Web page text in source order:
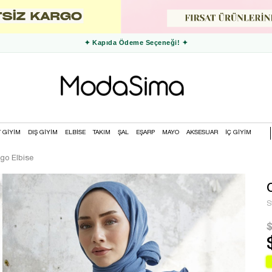
✦ 3000 TL ve Üzeri Ücretsiz Kargo ✦
GİYİM DIŞ GİYİM ELBİSE TAKIM ŞAL EŞARP MAYO AKSESUAR İÇ GİYİM
Elbise